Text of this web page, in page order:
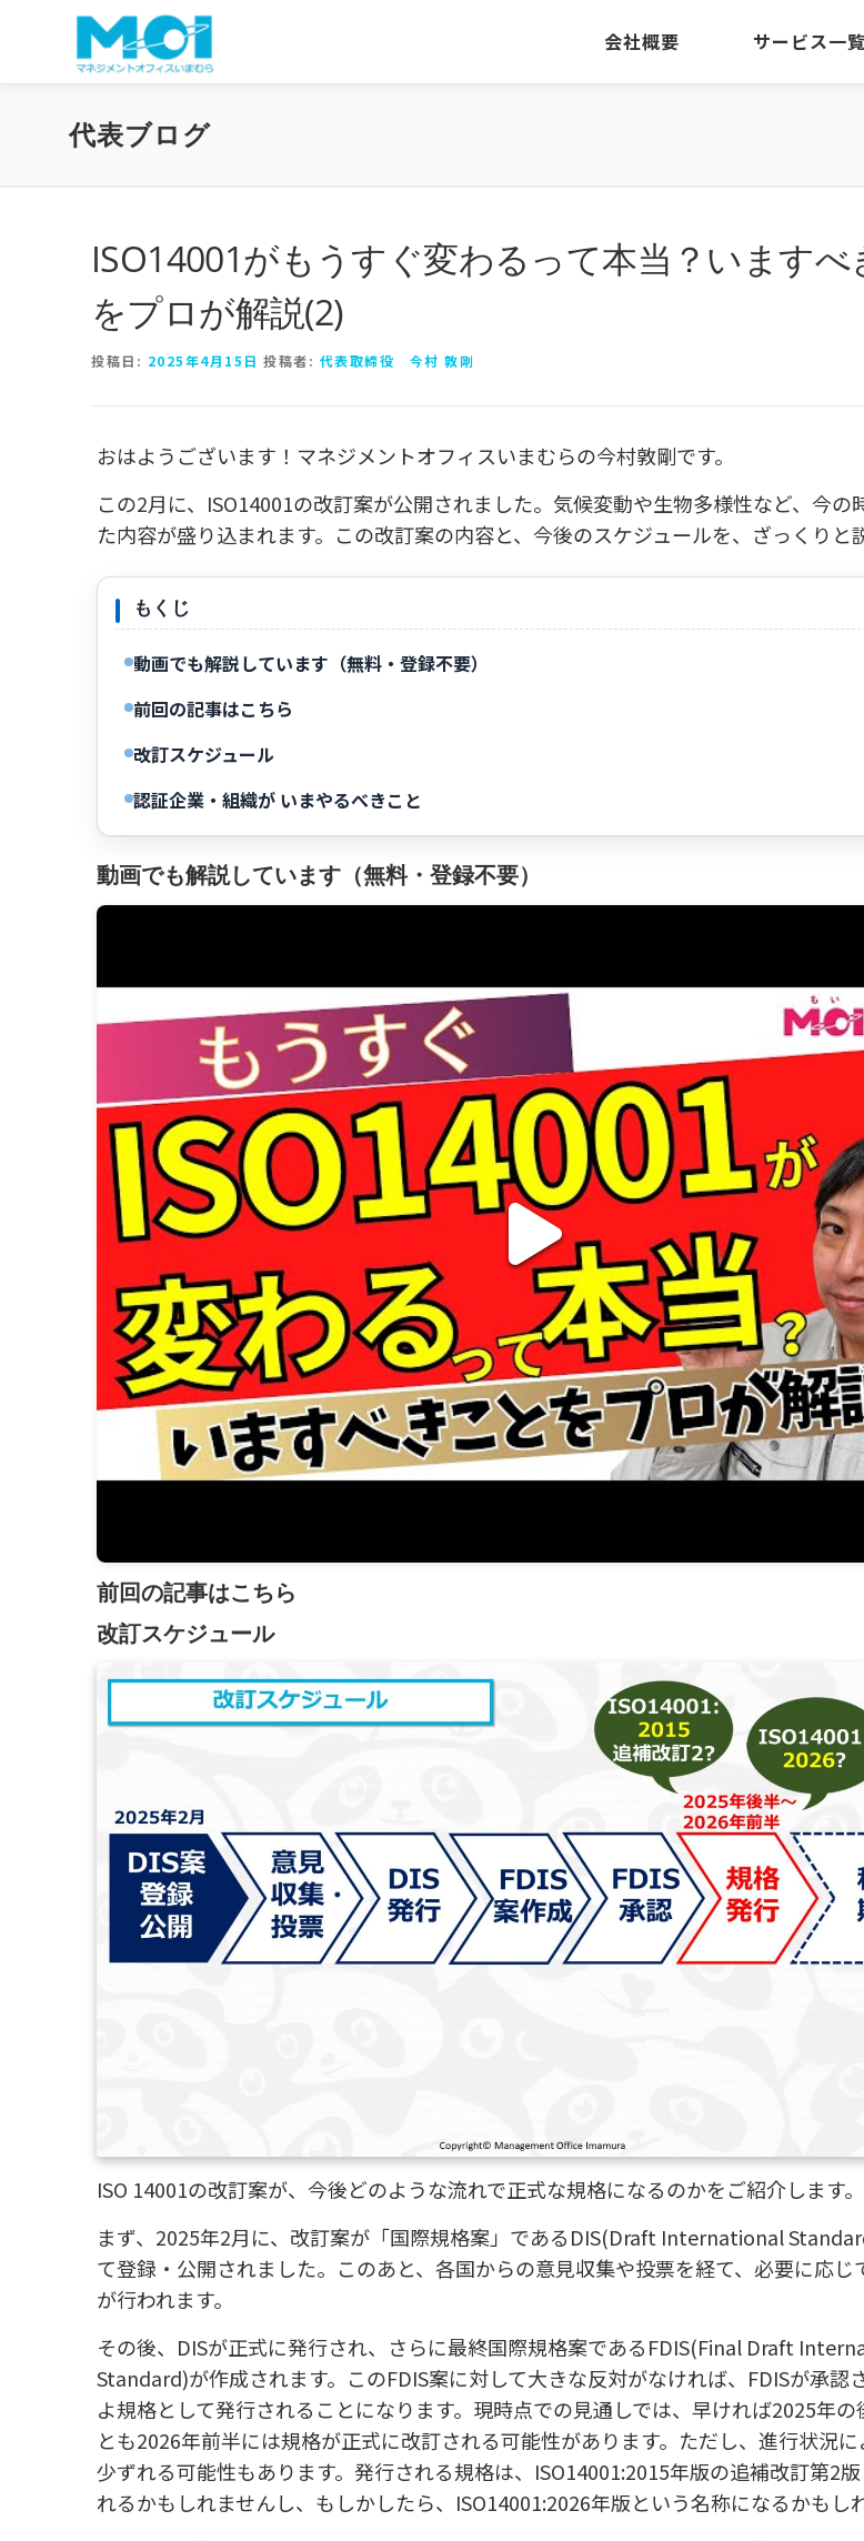
コンテンツへスキップ
会社概要 サービス一覧
代表ブログ
ISO14001がもうすぐ変わるって本当？いますべ
をプロが解説(2)
投稿日: 2025年4月15日 投稿者: 代表取締役 今村 敦剛
おはようございます！マネジメントオフィスいまむらの今村敦剛です。
この2月に、ISO14001の改訂案が公開されました。気候変動や生物多様性など、今の
た内容が盛り込まれます。この改訂案の内容と、今後のスケジュールを、ざっくりと
もくじ
動画でも解説しています（無料・登録不要）
前回の記事はこちら
改訂スケジュール
認証企業・組織が いまやるべきこと
動画でも解説しています（無料・登録不要）
前回の記事はこちら
改訂スケジュール
ISO 14001の改訂案が、今後どのような流れで正式な規格になるのかをご紹介します。
まず、2025年2月に、改訂案が「国際規格案」であるDIS(Draft International
て登録・公開されました。このあと、各国からの意見収集や投票を経て、必要に応じ
が行われます。
その後、DISが正式に発行され、さらに最終国際規格案であるFDIS(Final Draft
Standard)が作成されます。このFDIS案に対して大きな反対がなければ、FDISが承認
よ規格として発行されることになります。現時点での見通しでは、早ければ2025年の
とも2026年前半には規格が正式に改訂される可能性があります。ただし、進行状況に
少ずれる可能性もあります。発行される規格は、ISO14001:2015年版の追補改訂第2
れるかもしれませんし、もしかしたら、ISO14001:2026年版という名称になるかもし